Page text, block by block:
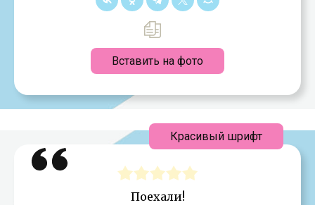
Вставить на фото
Поехали!
Красивый шрифт